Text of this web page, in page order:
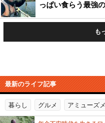
っぱい食らう最強
も
最新のライフ記事
暮らし グルメ アミューズ